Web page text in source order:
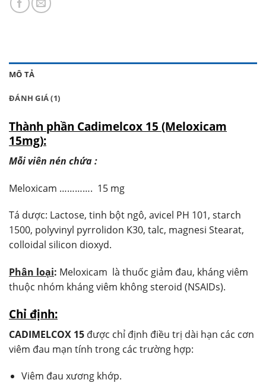
MÔ TẢ
ĐÁNH GIÁ (1)
Thành phần Cadimelcox 15 (Meloxicam
15mg):
Mỗi viên nén chứa :
Meloxicam …………. 15 mg
Tá dược: Lactose, tinh bột ngô, avicel PH 101, starch
1500, polyvinyl pyrrolidon K30, talc, magnesi Stearat,
colloidal silicon dioxyd.
Phân loại: Meloxicam là thuốc giảm đau, kháng viêm
thuộc nhóm kháng viêm không steroid (NSAIDs).
Chỉ định:
CADIMELCOX 15 được chỉ định điều trị dài hạn các cơn
viêm đau mạn tính trong các trường hợp:
Viêm đau xương khớp.